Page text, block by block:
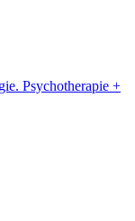
Psychotherapie +